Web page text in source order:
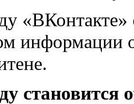
«ВКонтакте»
информации
становится